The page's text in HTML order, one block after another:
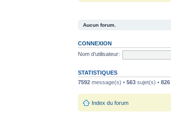
Aucun forum.
CONNEXION
Nom d’utilisateur:
STATISTIQUES
7592 message(s) •563 sujet(s) •826
Index du forum